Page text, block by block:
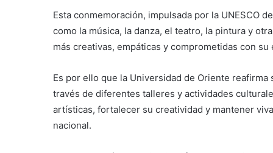
Esta conmemoración, impulsada por la UNESCO
como la música, la danza, el teatro, la pintura y
más creativas, empáticas y comprometidas con su
Es por ello que la Universidad de Oriente
través de diferentes talleres y actividades
artísticas, fortalecer su creatividad y mantener
nacional.